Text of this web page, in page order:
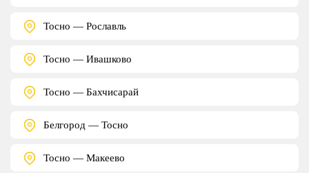
Тосно — Рославль
Тосно — Ивашково
Тосно — Бахчисарай
Белгород — Тосно
Тосно — Макеево